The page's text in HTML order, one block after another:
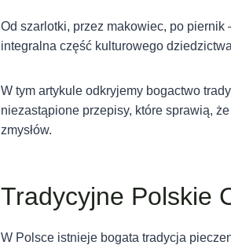
Od szarlotki, przez makowiec, po piernik
integralna część kulturowego
W tym artykule odkryjemy bogactwo
niezastąpione przepisy, które sprawią,
zmysłów.
Tradycyjne Polskie
W Polsce istnieje bogata tradycja